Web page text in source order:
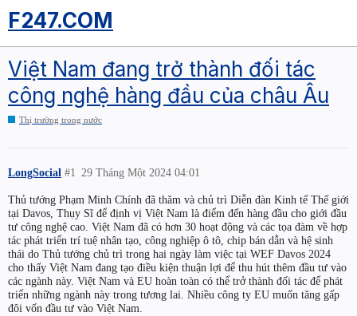
F247.COM
Việt Nam đang trở thành đối tác
công nghệ hàng đầu của châu Âu
Thị trường trong nước
LongSocial 29 Tháng Một 2024 04:01
#1
Thủ tướng Phạm Minh Chính đã thăm và chủ trì Diễn đàn Kinh tế Thế giới
tại Davos, Thụy Sĩ để định vị Việt Nam là điểm đến hàng đầu cho giới đầu
tư công nghệ cao. Việt Nam đã có hơn 30 hoạt động và các tọa đàm về hợp
tác phát triển trí tuệ nhân tạo, công nghiệp ô tô, chip bán dẫn và hệ sinh
thái do Thủ tướng chủ trì trong hai ngày làm việc tại WEF Davos 2024
cho thấy Việt Nam đang tạo điều kiện thuận lợi để thu hút thêm đầu tư vào
các ngành này. Việt Nam và EU hoàn toàn có thể trở thành đối tác để phát
triển những ngành này trong tương lai. Nhiều công ty EU muốn tăng gấp
đôi vốn đầu tư vào Việt Nam.